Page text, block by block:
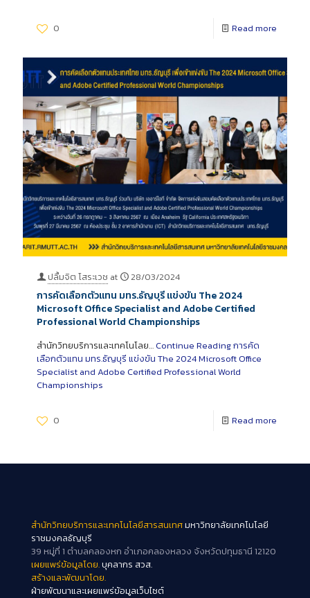
0 Read more
ปลื้มจิต โสระเวช at 28/03/2024
การคัดเลือกตัวแทน มทร.ธัญบุรี แข่งขัน The 2024
Microsoft Office Specialist and Adobe Certified
Professional World Championships
สำนักวิทยบริการและเทคโนโลย… Continue Readingการคัด
เลือกตัวแทน มทร.ธัญบุรี แข่งขัน The 2024 Microsoft Office
Specialist and Adobe Certified Professional World
Championships
0 Read more
สำนักวิทยบริการและเทคโนโลยีสารสนเทศมหาวิทยาลัยเทคโนโลยี
ราชมงคลธัญบุรี
39 หมู่ที่ 1 ตำบลคลองหก อำเภอคลองหลวง จังหวัดปทุมธานี 12120
เผยแพร่ข้อมูลโดย.บุคลากร สวส.
สร้างและพัฒนาโดย.
ฝ่ายพัฒนาและเผยแพร่ข้อมูลเว็บไซต์